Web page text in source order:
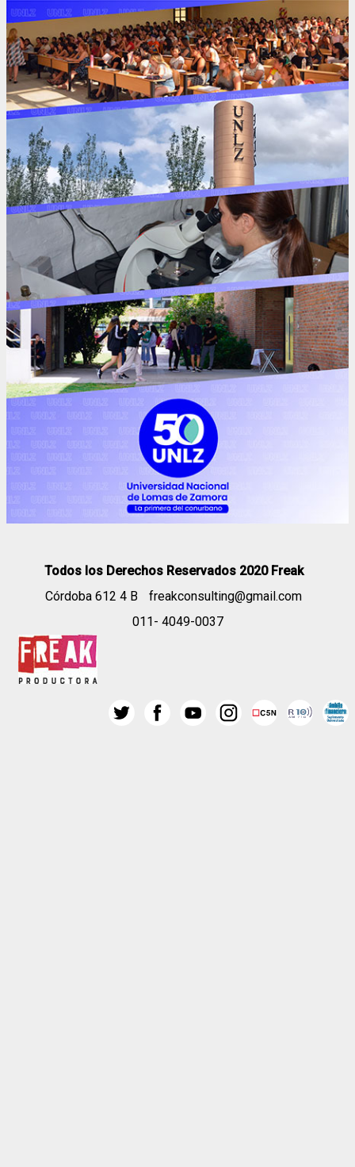
Todos los Derechos Reservados 2020 Freak
Córdoba 612 4 B
freakconsulting@gmail.com
011- 4049-0037